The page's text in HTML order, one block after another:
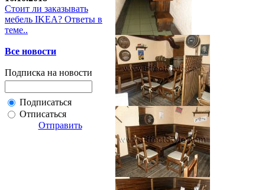
Стoит ли заказывать
мебель IKEA? Ответы в
теме..
Все новости
Подписка на новости
Подписаться
Отписаться
Отправить